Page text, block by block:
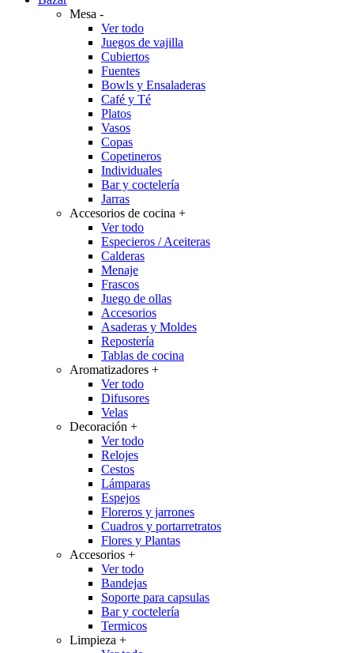
Mesa -
Ver todo
Juegos de vajilla
Cubiertos
Fuentes
Bowls y Ensaladeras
Café y Té
Platos
Vasos
Copas
Copetineros
Individuales
Bar y coctelería
Jarras
Accesorios de cocina +
Ver todo
Especieros / Aceiteras
Calderas
Menaje
Frascos
Juego de ollas
Accesorios
Asaderas y Moldes
Repostería
Tablas de cocina
Aromatizadores +
Ver todo
Difusores
Velas
Decoración +
Ver todo
Relojes
Cestos
Lámparas
Espejos
Floreros y jarrones
Cuadros y portarretratos
Flores y Plantas
Accesorios +
Ver todo
Bandejas
Soporte para capsulas
Bar y coctelería
Termicos
Limpieza +